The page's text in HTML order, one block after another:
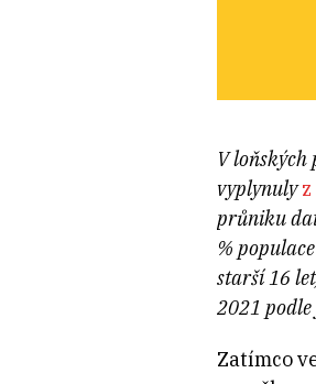
V loňských
vyplynuly
průniku
%
starší 16
2021
Zatímco